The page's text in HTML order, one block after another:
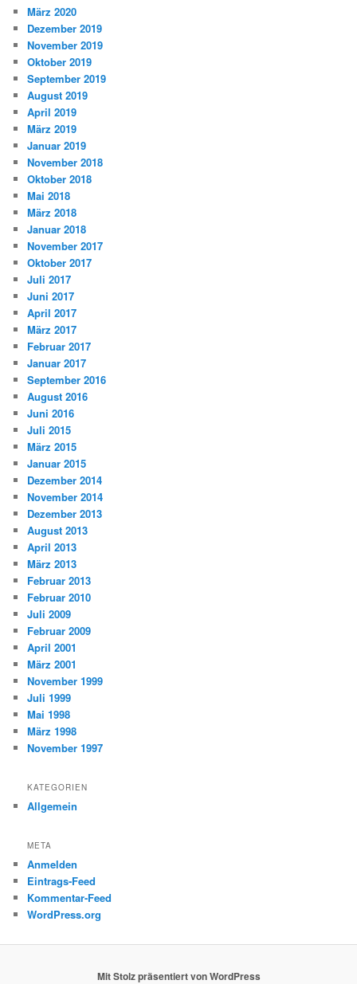
März 2020
Dezember 2019
November 2019
Oktober 2019
September 2019
August 2019
April 2019
März 2019
Januar 2019
November 2018
Oktober 2018
Mai 2018
März 2018
Januar 2018
November 2017
Oktober 2017
Juli 2017
Juni 2017
April 2017
März 2017
Februar 2017
Januar 2017
September 2016
August 2016
Juni 2016
Juli 2015
März 2015
Januar 2015
Dezember 2014
November 2014
Dezember 2013
August 2013
April 2013
März 2013
Februar 2013
Februar 2010
Juli 2009
Februar 2009
April 2001
März 2001
November 1999
Juli 1999
Mai 1998
März 1998
November 1997
KATEGORIEN
Allgemein
META
Anmelden
Eintrags-Feed
Kommentar-Feed
WordPress.org
Mit Stolz präsentiert von WordPress